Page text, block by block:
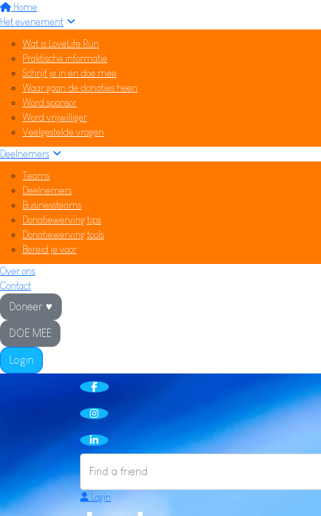
Home
Het evenement
Wat is LoveLife Run
Praktische informatie
Schrijf je in en doe mee
Waar gaan de donaties heen
Word sponsor
Word vrijwilliger
Veelgestelde vragen
Deelnemers
Teams
Deelnemers
Businessteams
Donatiewerving tips
Donatiewerving tools
Bereid je voor
Over ons
Contact
Doneer ♥
DOE MEE
Login
Login